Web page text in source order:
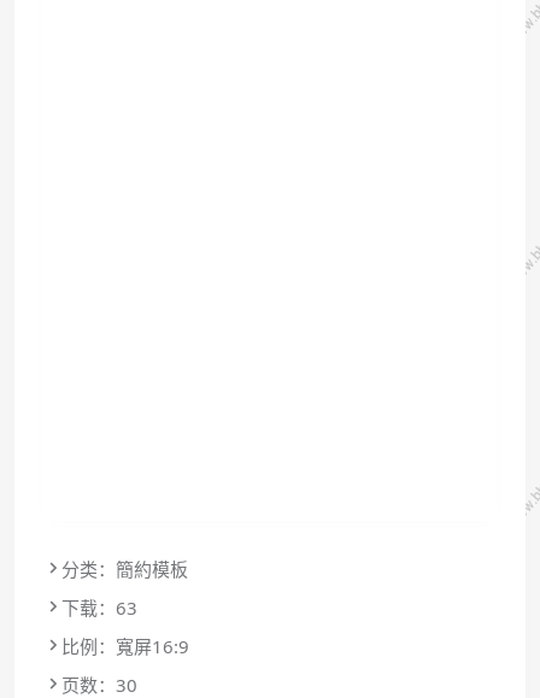
分类：簡約模板
下载：63
比例：寬屏16:9
页数：30